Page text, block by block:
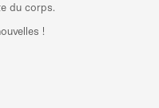
du corps.
!